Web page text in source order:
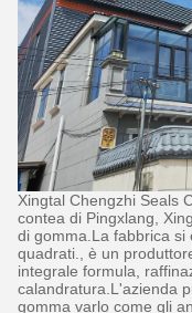
Xingtal Chengzhi Seals
contea di Pingxlang,
di gomma.La fabbrica
quadrati., è un
integrale formula,
calandratura.L'azienda
gomma varlo come gli